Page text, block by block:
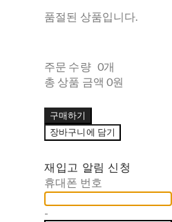
품절된 상품입니다.
주문 수량 0개
총 상품 금액 0원
구매하기
장바구니에 담기
재입고 알림 신청
휴대폰 번호
-